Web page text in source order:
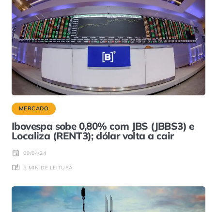
MERCADO
Ibovespa sobe 0,80% com JBS (JBBS3) e
Localiza (RENT3); dólar volta a cair
09/04/24
5 MIN DE LEITURA